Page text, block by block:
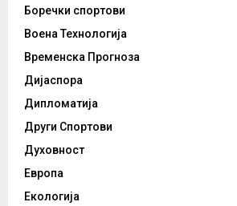
Боречки спортови
Воена Технологија
Временска Прогноза
Дијаспора
Дипломатија
Други Спортови
Духовност
Европа
Екологија